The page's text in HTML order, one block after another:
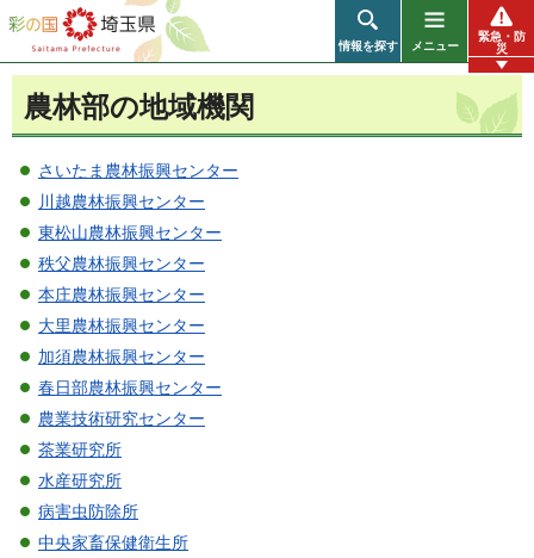
彩の国 埼玉県
情報を探す メニュー
緊急・防
災
農林部の地域機関
さいたま農林振興センター
川越農林振興センター
東松山農林振興センター
秩父農林振興センター
本庄農林振興センター
大里農林振興センター
加須農林振興センター
春日部農林振興センター
農業技術研究センター
茶業研究所
水産研究所
病害虫防除所
中央家畜保健衛生所